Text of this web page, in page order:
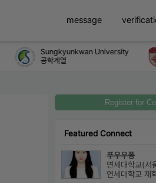
message
Sungkyunkwan University
공학계열
Register for
Featured Connect
푸우우퐁
연세대학교 재